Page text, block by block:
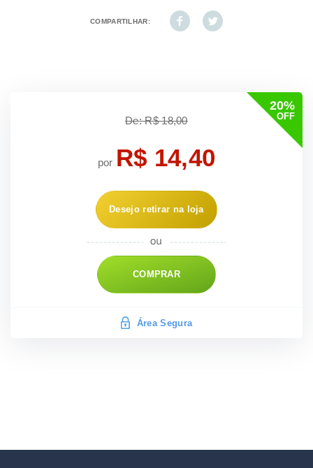
COMPARTILHAR:
20%
OFF
De: R$ 18,00
por R$ 14,40
Desejo retirar na loja
COMPRAR
Área Segura